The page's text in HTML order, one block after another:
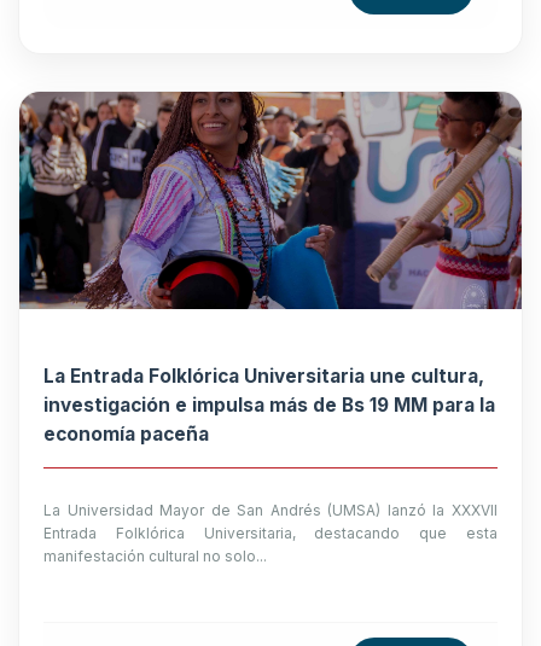
La Entrada Folklórica Universitaria une cultura,
investigación e impulsa más de Bs 19 MM para la
economía paceña
La Universidad Mayor de San Andrés (UMSA) lanzó la XXXVII
Entrada Folklórica Universitaria, destacando que esta
manifestación cultural no solo...